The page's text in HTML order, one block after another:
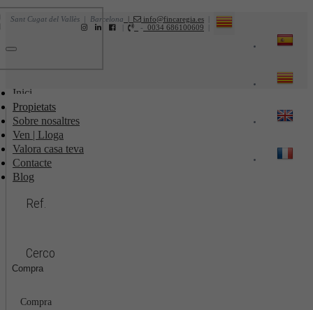
| info@fincaregia.es
Sant Cugat del Vallès | Barcelona
0034 686100609
-
Toggle
Inici
Propietats
Sobre nosaltres
Ven | Lloga
Valora casa teva
Contacte
Blog
Ref.
Cerco
Compra
Compra